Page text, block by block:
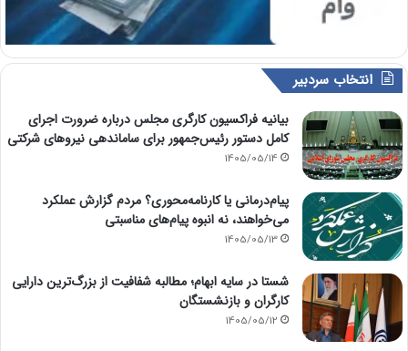
انتخاب سردبیر
بیانیه فراکسیون کارگری مجلس درباره ضرورت اجرای
کامل دستور رئیس‌جمهور برای ساماندهی نیروهای شرکتی
1405/05/14
پیام‌درمانی یا کارنامه‌محوری؟ مردم گزارش عملکرد
می‌خواهند، نه انبوه پیام‌های مناسبتی
1405/05/13
شستا در سایه ابهام؛ مطالبه شفافیت از بزرگ‌ترین دارایی
کارگران و بازنشستگان
1405/05/12